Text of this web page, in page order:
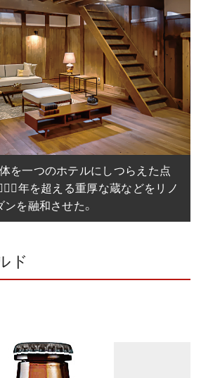
を一つのホテルにしつらえた点
年を超える重厚な蔵などをリノ
を融和させた。
ド